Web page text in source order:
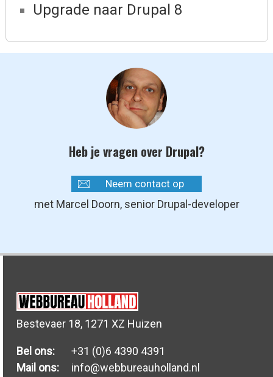
Upgrade naar Drupal 8
Heb je vragen over Drupal?
Neem contact op
met Marcel Doorn, senior Drupal-developer
Bestevaer 18, 1271 XZ Huizen
Bel ons:
+31 (0)6 4390 4391
Mail ons:
info@webbureauholland.nl